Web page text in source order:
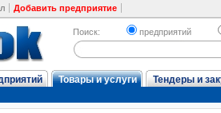
Добавить предприятие
Поиск: предприятий
Товары и услуги Тендеры и